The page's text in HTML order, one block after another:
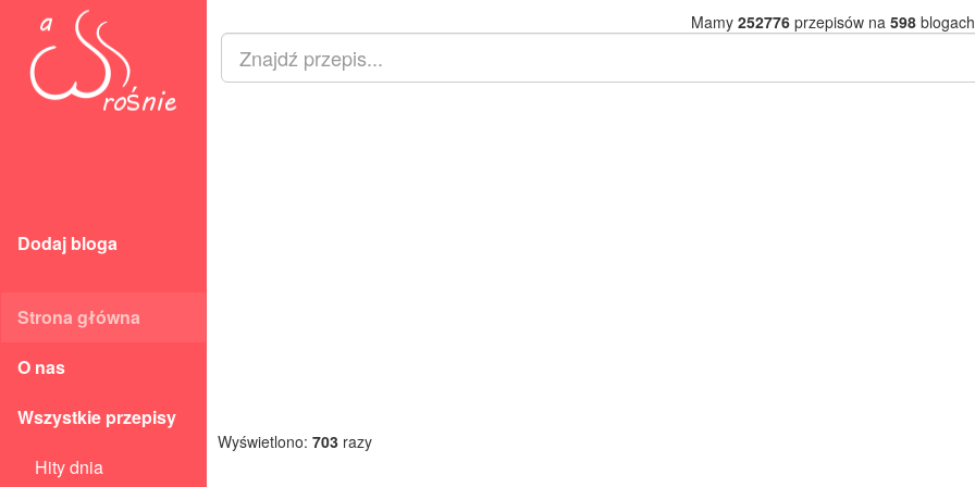
Dodaj bloga
Strona główna
O nas
Wszystkie przepisy
Hity dnia
Mamy 252776przepisów na 598
Wyświetlono: 703 razy